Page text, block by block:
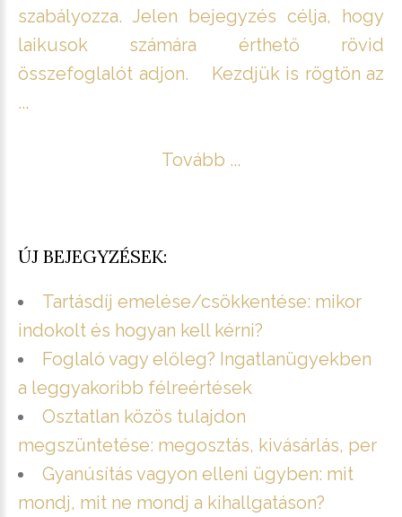
szabályozza. Jelen bejegyzés célja, hogy
laikusok számára érthető rövid
összefoglalót adjon. Kezdjük is rögtön az
...
Tovább ...
ÚJ BEJEGYZÉSEK:
Tartásdíj emelése/csökkentése: mikor
indokolt és hogyan kell kérni?
Foglaló vagy előleg? Ingatlanügyekben
a leggyakoribb félreértések
Osztatlan közös tulajdon
megszüntetése: megosztás, kivásárlás, per
Gyanúsítás vagyon elleni ügyben: mit
mondj, mit ne mondj a kihallgatáson?